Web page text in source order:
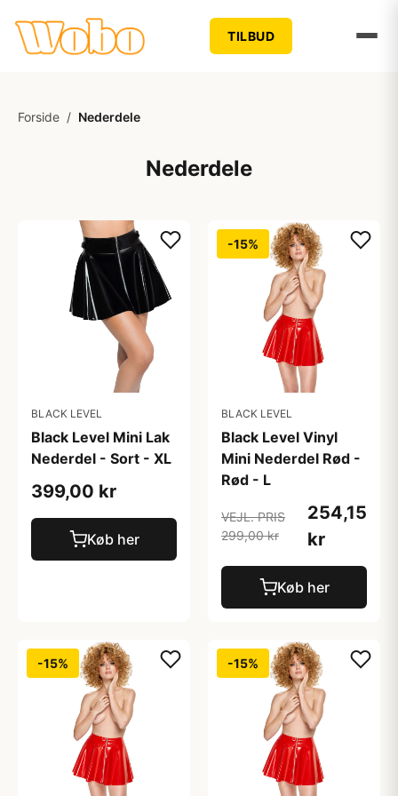
TILBUD
Forside / Nederdele
Nederdele
BLACK LEVEL
Black Level Mini Lak
Nederdel - Sort - XL
399,00 kr
Køb her
-15%
BLACK LEVEL
Black Level Vinyl
Mini Nederdel Rød -
Rød - L
VEJL. PRIS
299,00 kr
254,15
kr
Køb her
-15% -15%